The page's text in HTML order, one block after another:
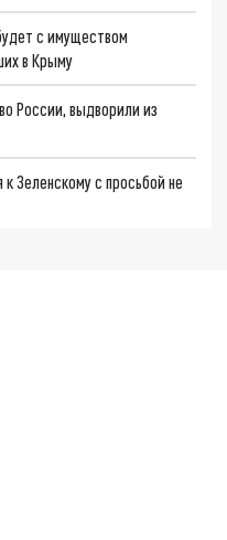
с имуществом
в Крыму
России, выдворили из
Зеленскому с просьбой не